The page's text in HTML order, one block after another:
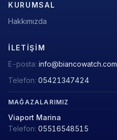
KURUMSAL
Hakkımızda
İLETIŞIM
E-posta: info@biancowatch.com
Telefon: 05421347424
MAĞAZALARIMIZ
Viaport Marina
Telefon: 05516548515